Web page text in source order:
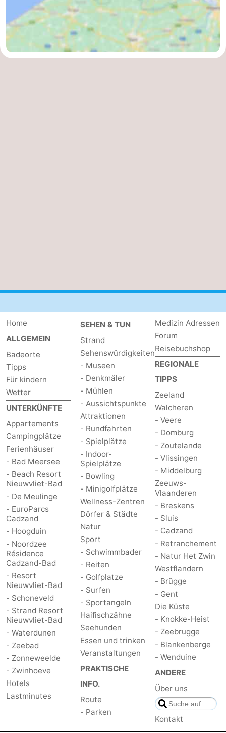
Home
ALLGEMEIN
Badeorte
Tipps
Für kindern
Wetter
UNTERKÜNFTE
Appartements
Campingplätze
Ferienhäuser
- Bad Meersee
- Beach Resort
Nieuwvliet-Bad
- De Meulinge
- EuroParcs
Cadzand
- Hoogduin
- Noordzee
Résidence
Cadzand-Bad
- Resort
Nieuwvliet-Bad
- Schoneveld
- Strand Resort
Nieuwvliet-Bad
- Waterdunen
- Zeebad
- Zonneweelde
- Zwinhoeve
Hotels
Lastminutes
SEHEN & TUN
Strand
Sehenswürdigkeiten
- Museen
- Denkmäler
- Mühlen
- Aussichtspunkte
Attraktionen
- Rundfahrten
- Spielplätze
- Indoor-
Spielplätze
- Bowling
- Minigolfplätze
Wellness-Zentren
Dörfer & Städte
Natur
Sport
- Schwimmbader
- Reiten
- Golfplatze
- Surfen
- Sportangeln
Haifischzähne
Seehunden
Essen und trinken
Veranstaltungen
PRAKTISCHE
INFO.
Route
- Parken
Medizin Adressen
Forum
Reisebuchshop
REGIONALE
TIPPS
Zeeland
Walcheren
- Veere
- Domburg
- Zoutelande
- Vlissingen
- Middelburg
Zeeuws-
Vlaanderen
- Breskens
- Sluis
- Cadzand
- Retranchement
- Natur Het Zwin
Westflandern
- Brügge
- Gent
Die Küste
- Knokke-Heist
- Zeebrugge
- Blankenberge
- Wenduine
ANDERE
Über uns
Kontakt